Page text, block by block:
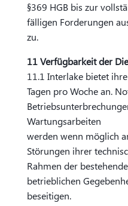
§369 HGB bis zur
fälligen Forderungen
zu.
11 Verfügbarkeit der
11.1 Interlake bietet
Tagen pro Woche an.
Wartungsarbeiten
werden wenn möglich
Störungen ihrer
Rahmen der
betrieblichen
beseitigen.